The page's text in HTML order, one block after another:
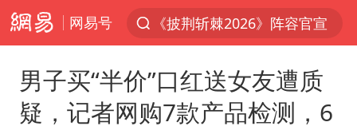
网易号
《披荆斩棘2026》阵容官宣
杭州机场已取消航班388架次
浙江省委书记：该停下的坚决停下来
男子买“半价”口红送女友遭质
疑，记者网购7款产品检测，6